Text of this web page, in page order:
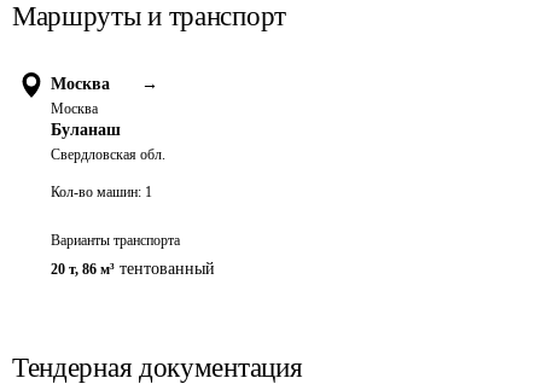
Маршруты и транспорт
Москва →
Москва
Буланаш
Свердловская обл.
Кол-во машин: 1
Варианты транспорта
20 т, 86 м³ тентованный
Тендерная документация